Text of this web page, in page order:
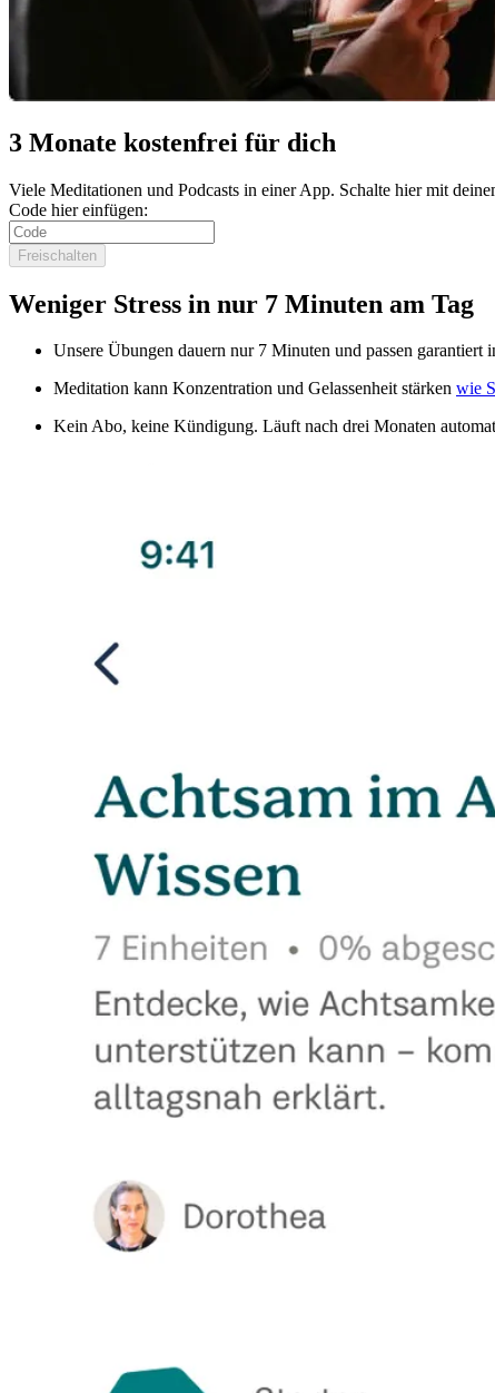
3 Monate kostenfrei für dich
Viele Meditationen und Podcasts in einer App. Schalte hier mit
Code hier einfügen:
Freischalten
Weniger Stress in nur 7 Minuten am Tag
Unsere Übungen dauern nur 7 Minuten und passen garantiert
Meditation kann Konzentration und Gelassenheit stärken wie
Kein Abo, keine Kündigung. Läuft nach drei Monaten